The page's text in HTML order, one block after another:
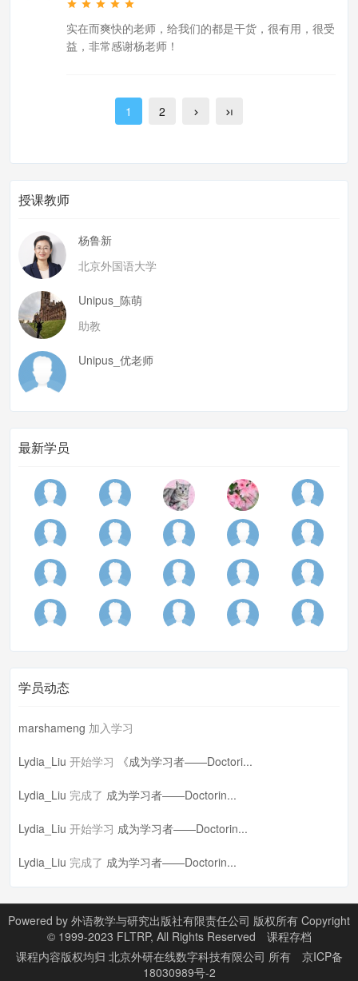
实在而爽快的老师，给我们的都是干货，很有用，很受
益，非常感谢杨老师！
1 2
授课教师
杨鲁新
北京外国语大学
Unipus_陈萌
助教
Unipus_优老师
最新学员
学员动态
marshameng 加入学习
Lydia_Liu 开始学习 《成为学习者——Doctori...
Lydia_Liu 完成了 成为学习者——Doctorin...
Lydia_Liu 开始学习 成为学习者——Doctorin...
Lydia_Liu 完成了 成为学习者——Doctorin...
Powered by 外语教学与研究出版社有限责任公司 版权所有 Copyright
© 1999-2023 FLTRP, All Rights Reserved
课程存档
课程内容版权均归 北京外研在线数字科技有限公司 所有
京ICP备
18030989号-2